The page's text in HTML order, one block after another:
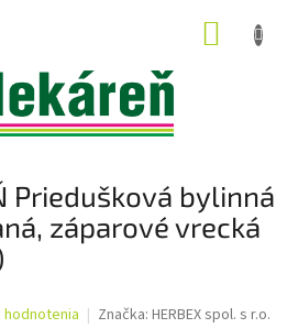
Priedušková bylinná
záparové vrecká
Značka: HERBEX spol. s r.o.